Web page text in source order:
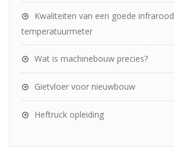
Kwaliteiten van een goede infrarood
temperatuurmeter
Wat is machinebouw precies?
Gietvloer voor nieuwbouw
Heftruck opleiding